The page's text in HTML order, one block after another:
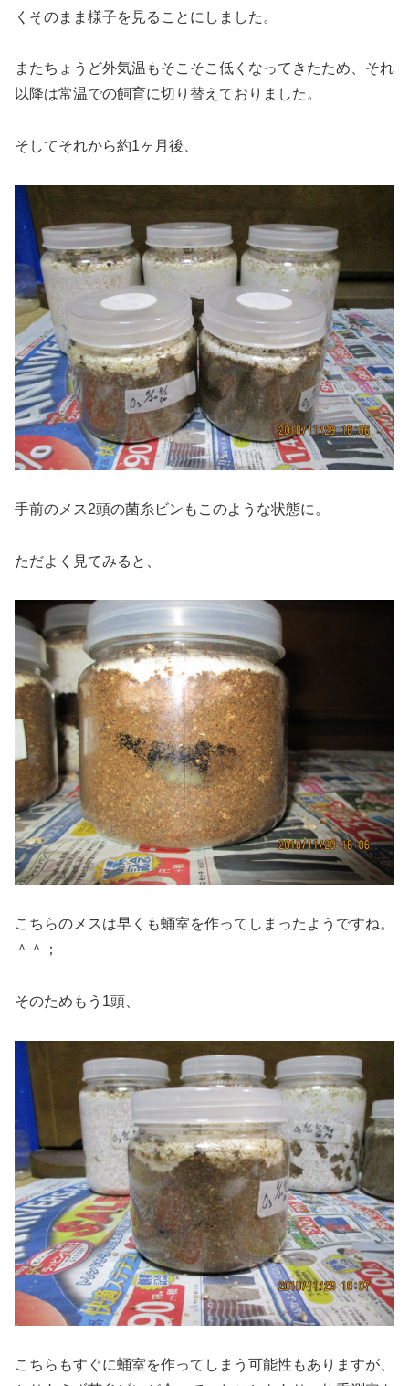
くそのまま様子を見ることにしました。
またちょうど外気温もそこそこ低くなってきたため、それ
以降は常温での飼育に切り替えておりました。
そしてそれから約1ヶ月後、
手前のメス2頭の菌糸ビンもこのような状態に。
ただよく見てみると、
こちらのメスは早くも蛹室を作ってしまったようですね。
＾＾；
そのためもう1頭、
こちらもすぐに蛹室を作ってしまう可能性もありますが、